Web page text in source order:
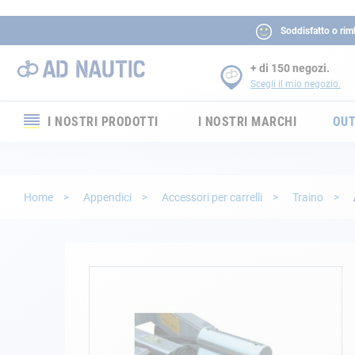
Soddisfatto o
+ di 150 negozi.
Scegli il mio negozio.
I NOSTRI PRODOTTI
Elettricità
I NOSTRI MARCHI
Home Appendici Accessori per carrelli Traino